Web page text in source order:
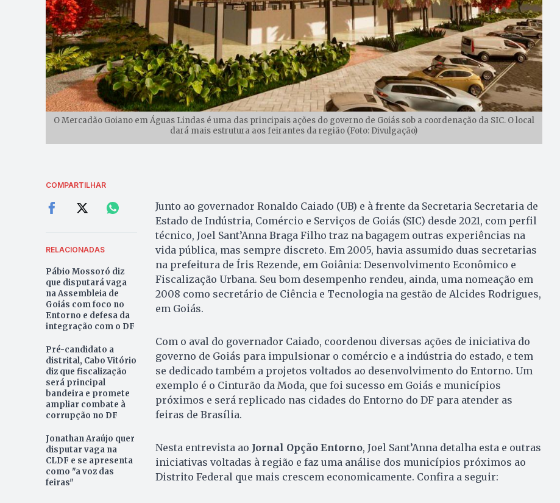
O Mercadão Goiano em Águas Lindas é uma das principais ações do governo de Goiás sob a coordenação da SIC. O local
dará mais estrutura aos feirantes da região (Foto: Divulgação)
COMPARTILHAR
RELACIONADAS
Pábio Mossoró diz
que disputará vaga
na Assembleia de
Goiás com foco no
Entorno e defesa da
integração com o DF
Pré-candidato a
distrital, Cabo Vitório
diz que fiscalização
será principal
bandeira e promete
ampliar combate à
corrupção no DF
Jonathan Araújo quer
disputar vaga na
CLDF e se apresenta
como "a voz das
feiras"
Junto ao governador Ronaldo Caiado (UB) e à frente da Secretaria Secretaria de
Estado de Indústria, Comércio e Serviços de Goiás (SIC) desde 2021, com perfil
técnico, Joel Sant’Anna Braga Filho traz na bagagem outras experiências na
vida pública, mas sempre discreto. Em 2005, havia assumido duas secretarias
na prefeitura de Íris Rezende, em Goiânia: Desenvolvimento Econômico e
Fiscalização Urbana. Seu bom desempenho rendeu, ainda, uma nomeação em
2008 como secretário de Ciência e Tecnologia na gestão de Alcides Rodrigues,
em Goiás.
Com o aval do governador Caiado, coordenou diversas ações de iniciativa do
governo de Goiás para impulsionar o comércio e a indústria do estado, e tem
se dedicado também a projetos voltados ao desenvolvimento do Entorno. Um
exemplo é o Cinturão da Moda, que foi sucesso em Goiás e municípios
próximos e será replicado nas cidades do Entorno do DF para atender as
feiras de Brasília.
Nesta entrevista ao Jornal Opção Entorno, Joel Sant’Anna detalha esta e outras
iniciativas voltadas à região e faz uma análise dos municípios próximos ao
Distrito Federal que mais crescem economicamente. Confira a seguir: